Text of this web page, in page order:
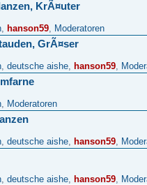
KrÃ¤uter
hanson59 Moderatoren
GrÃ¤ser
deutsche aishe hanson59
Moderatoren
deutsche aishe hanson59
deutsche aishe hanson59